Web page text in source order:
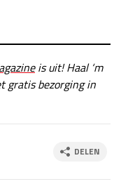
is uit! Haal ‘m
gratis bezorging in
DELEN